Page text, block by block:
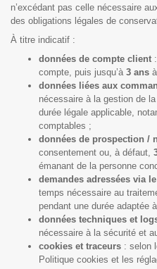
n’excédant pas celle nécessaire
des obligations légales de
À titre indicatif :
données de compte client
compte, puis jusqu’à 3 ans
données liées aux
nécessaire à la gestion de
durée légale applicable,
comptables ;
données de prospection /
consentement ou, à défaut,
émanant de la personne
demandes adressées via
temps nécessaire au
pendant une durée adaptée
données techniques et
nécessaire à la sécurité et
cookies et traceurs : selon
Politique cookies et les